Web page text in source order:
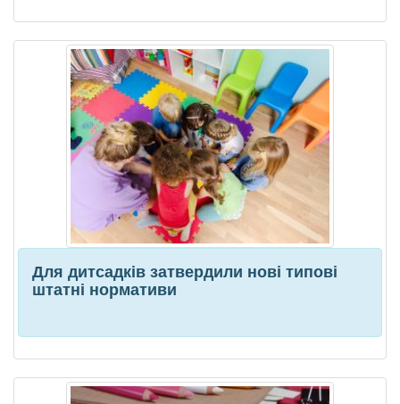
Для дитсадків затвердили нові типові
штатні нормативи